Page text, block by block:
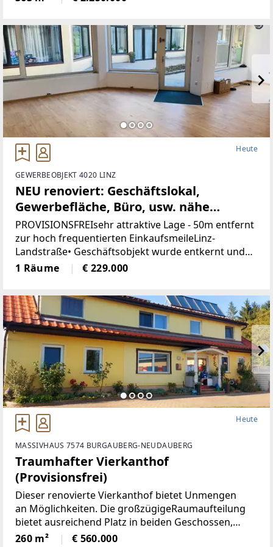
Maß an Privatsphäre, versprüht
Heute
GEWERBEOBJEKT 4020 LINZ
NEU renoviert: Geschäftslokal,
Gewerbefläche, Büro, usw. nähe
Landstrasse-Linz (Provisionsfrei)
PROVISIONSFREIsehr attraktive Lage - 50m entfernt
zur hoch frequentierten EinkaufsmeileLinz-
Landstraße• Geschäftsobjekt wurde entkernt und
generalsaniert• Klimatisiert (Klimaanlage)• neue
Böden, neue Heizkörper•
1 Räume € 229.000
Heute
MASSIVHAUS 7574 BURGAUBERG-NEUDAUBERG
Traumhafter Vierkanthof
(Provisionsfrei)
Dieser renovierte Vierkanthof bietet Unmengen
an Möglichkeiten. Die großzügigeRaumaufteilung
bietet ausreichend Platz in beiden Geschossen,
neben 5Schlafräumen, gibt es ein Wohnzimmer mit
260 m² € 560.000